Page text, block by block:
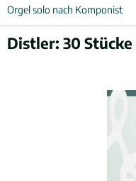
Orgel solo nach Komponist
Distler: 30